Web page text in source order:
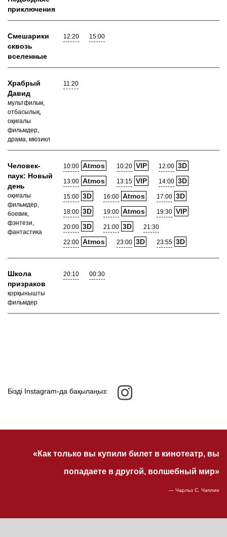
приключения
Смешарики
сквозь
вселенные
12:20 15:00
Храбрый
Давид
мультфильм,
отбасылық,
оқиғалы
фильмдер,
драма, мюзикл
11:20
Человек-
паук: Новый
день
оқиғалы
фильмдер,
боевик,
фэнтези,
фантастика
10:00 Atmos 10:20 VIP 12:00 3D
13:00 Atmos 13:15 VIP 14:00 3D
15:00 3D 16:00 Atmos 17:00 3D
18:00 3D 19:00 Atmos 19:30 VIP
20:00 3D 21:00 3D 21:30
22:00 Atmos 23:00 3D 23:55 3D
Школа
призраков
қорқынышты
фильмдер
20:10 00:30
Бізді Instagram-да бақылаңыз:
«Как только вы купили билет в кинотеатр, вы
попадаете в другой, волшебный мир»
— Чарльз С. Чаплин